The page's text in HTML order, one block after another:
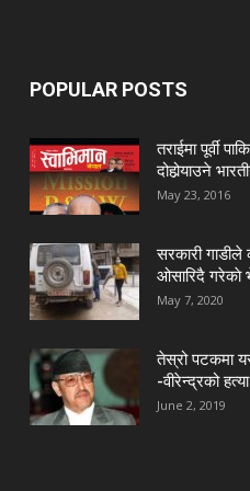
POPULAR POSTS
तराईमा पूर्वी
दोहोर्‍याउने
May 23, 2016
सरकारी गाडीले
ओसारिदै गरेकाे
May 7, 2020
तेस्रो पटकमा
-वीरेन्द्रको
June 2, 2019